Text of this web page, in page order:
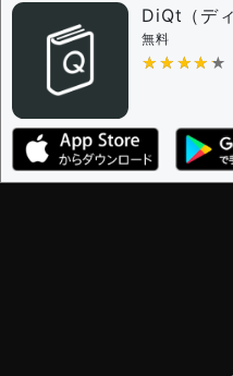
問題の編集権限を
審査に対する投票権
ザー
決定に必要な投票
編集ガイドライン
DiQt（デ
無料
★★★★★
★★★★★